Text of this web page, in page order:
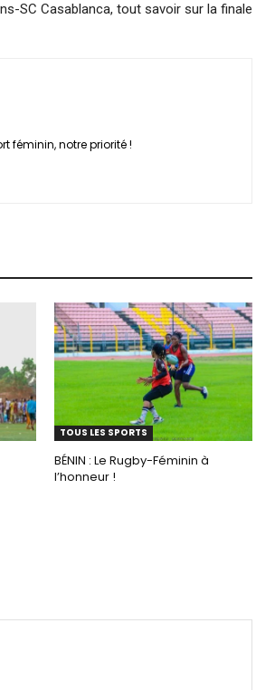
SC Casablanca, tout savoir sur la finale
féminin, notre priorité !
TOUS LES SPORTS
BÉNIN : Le Rugby-Féminin à
l’honneur !